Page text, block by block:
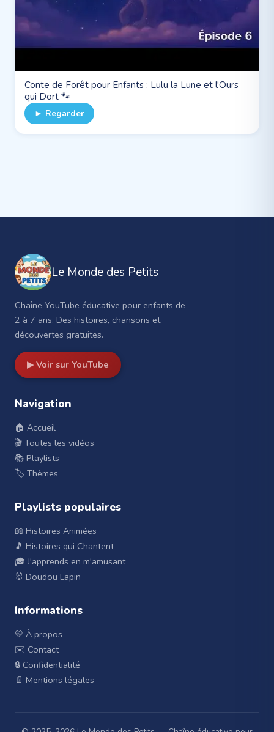
Conte de Forêt pour Enfants : Lulu la Lune et l'Ours
qui Dort 🐾
► Regarder
Le Monde des Petits
Chaîne YouTube éducative pour enfants de
2 à 7 ans. Des histoires, chansons et
découvertes gratuites.
▶ Voir sur YouTube
Navigation
🏠 Accueil
🎬 Toutes les vidéos
📚 Playlists
🏷️ Thèmes
Playlists populaires
📖 Histoires Animées
🎵 Histoires qui Chantent
🎓 J'apprends en m'amusant
🐰 Doudou Lapin
Informations
💛 À propos
✉️ Contact
🔒 Confidentialité
📄 Mentions légales